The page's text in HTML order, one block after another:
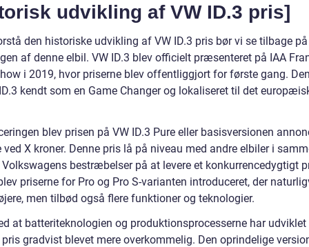
udvikling af VW ID.3 pris]
den historiske udvikling af VW ID.3 pris bør vi se tilbage på
af denne elbil. VW ID.3 blev officielt præsenteret på IAA
i 2019, hvor priserne blev offentliggjort for første gang.
kendt som en Game Changer og lokaliseret til det
blev prisen på VW ID.3 Pure eller basisversionen
ved X kroner. Denne pris lå på niveau med andre elbiler i
bestræbelser på at levere et konkurrencedygtigt
priserne for Pro og Pro S-varianten introduceret, der
men tilbød også flere funktioner og teknologier.
at batteriteknologien og produktionsprocesserne har udviklet
pris gradvist blevet mere overkommelig. Den oprindelige